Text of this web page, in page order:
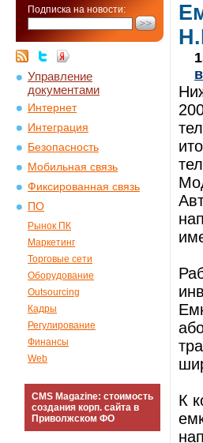
Подписка на новости:
Управление
документами
Интернет
Интеграция
Безопасность
Мобильная связь
Фиксированная связь
ПО
Рынок ПК
Маркетинг
Торговые сети
Оборудование
Outsourcing
Кадры
Регулирование
Финансы
Web
CMS Magazine: стоимость
создания корп. сайта в
Приволжском ФО
К